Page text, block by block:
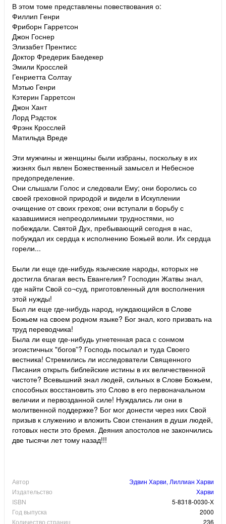
В этом томе представлены повествования о:
Филлип Генри
Фриборн Гарретсон
Джон Госнер
Элизабет Прентисс
Доктор Фредерик Баедекер
Эмили Кросслей
Генриетта Солтау
Мэтью Генри
Кэтерин Гарретсон
Джон Хант
Лорд Рэдсток
Фрэнк Кросслей
Матильда Вреде
Эти мужчины и женщины были избраны, поскольку в их
жизнях был явлен Божественный замысел и Небесное
предопределение.
Они слышали Голос и следовали Ему; они боролись со
своей греховной природой и видели в Искуплении
очищение от своих грехов; они вступали в борьбу с
казавшимися непреодолимыми трудностями, но
побеждали. Святой Дух, пребывающий сегодня в нас,
побуждал их сердца к исполнению Божьей воли. Их сердца
горели...
Были ли еще где-нибудь языческие народы, которых не
достигла благая весть Евангелия? Господин Жатвы знал,
где найти Свой со¬суд, приготовленный для восполнения
этой нужды!
Был ли еще где-нибудь народ, нуждающийся в Слове
Божьем на своем родном языке? Бог знал, кого призвать на
труд переводчика!
Была ли еще где-нибудь угнетенная раса с сонмом
эгоистичных "богов”? Господь посылал и туда Своего
вестника! Стремились ли исследователи Священного
Писания открыть библейские истины в их величественной
чистоте? Всевышний знал людей, сильных в Слове Божьем,
способных восстановить это Слово в его первоначальном
величии и первозданной силе! Нуждались ли они в
молитвенной поддержке? Бог мог донести через них Свой
призыв к служению и вложить Свои стенания в души людей,
готовых нести это бремя. Деяния апостолов не закончились
две тысячи лет тому назад!!!
Автор
Эдвин Харви, Лиллиан Харви
Издательство
Харви
ISBN
5-8318-0030-Х
Год выпуска
2000
Количество страниц
236